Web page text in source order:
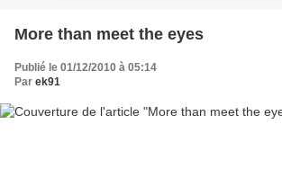
More than meet the eyes
Publié le 01/12/2010 à 05:14
Par ek91